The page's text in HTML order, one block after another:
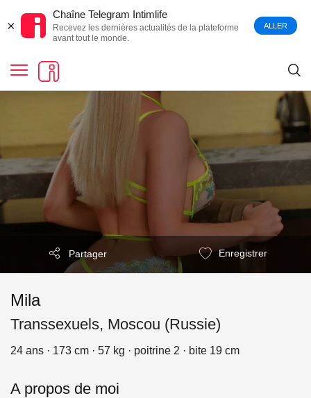
×
Chaîne Telegram Intimlife
Recevez les dernières actualités de la plateforme
avant tout le monde.
ALLER
Partager Enregistrer
Mila
Transsexuels, Moscou (Russie)
24 ans · 173 cm · 57 kg · poitrine 2 · bite 19 cm
A propos de moi